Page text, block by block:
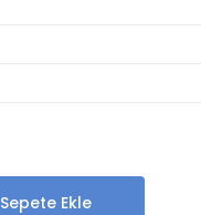
Sepete Ekle